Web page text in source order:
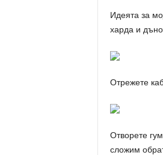
Идеята за
харда и
Отрежете
Отворете
сложим